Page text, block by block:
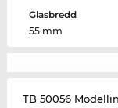
Glasbredd
55 mm
TB 50056